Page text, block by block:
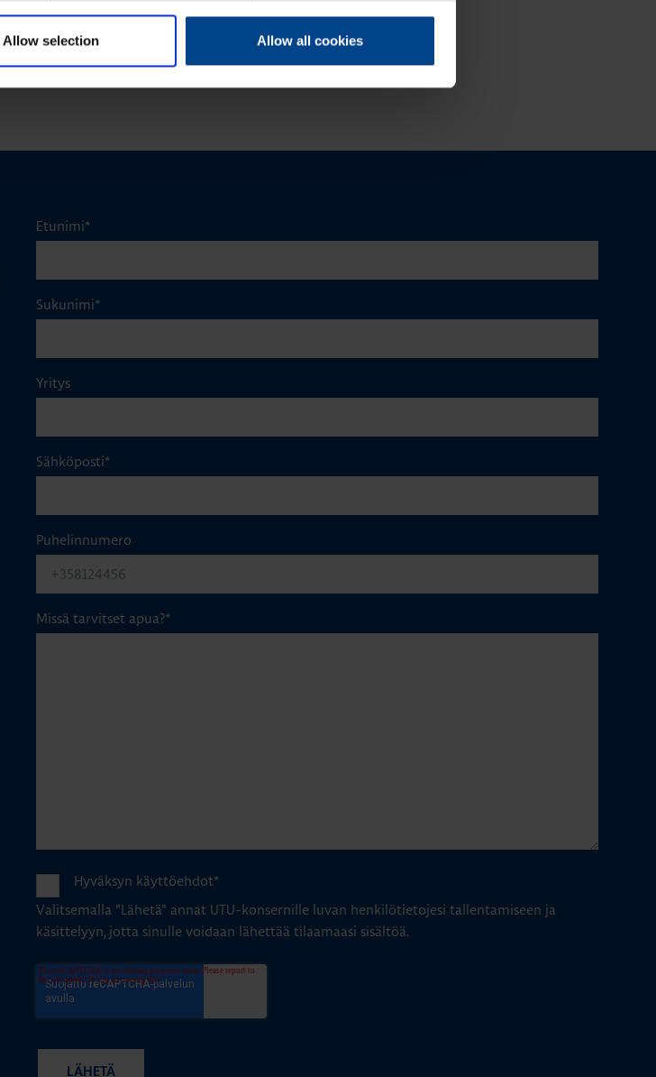
Allow selection Allow all cookies
Etunimi*
Sukunimi*
Yritys
Sähköposti*
Puhelinnumero
Missä tarvitset apua?*
Hyväksyn käyttöehdot*
Valitsemalla "Lähetä" annat UTU-konsernille luvan henkilötietojesi tallentamiseen ja
käsittelyyn, jotta sinulle voidaan lähettää tilaamaasi sisältöä.